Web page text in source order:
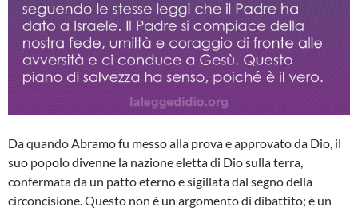
Da quando Abramo fu messo alla prova e approvato da Dio, il
suo popolo divenne la nazione eletta di Dio sulla terra,
confermata da un patto eterno e sigillata dal segno della
circoncisione. Questo non è un argomento di dibattito; è un